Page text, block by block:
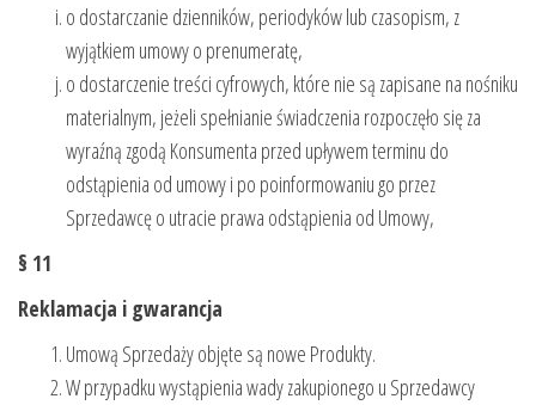
o dostarczanie dzienników, periodyków lub czasopism, z
wyjątkiem umowy o prenumeratę,
o dostarczenie treści cyfrowych, które nie są zapisane na nośniku
materialnym, jeżeli spełnianie świadczenia rozpoczęło się za
wyraźną zgodą Konsumenta przed upływem terminu do
odstąpienia od umowy i po poinformowaniu go przez
Sprzedawcę o utracie prawa odstąpienia od Umowy,
§ 11
Reklamacja i gwarancja
Umową Sprzedaży objęte są nowe Produkty.
W przypadku wystąpienia wady zakupionego u Sprzedawcy